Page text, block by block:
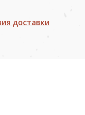
доставки